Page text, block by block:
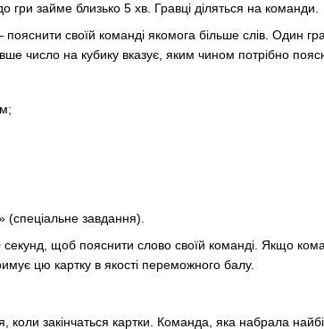
гри займе близько 5 хв. Гравці діляться на команди.
своїй команді якомога більше слів. Один
число на кубику вказує, яким чином потрібно
(спеціальне завдання).
щоб пояснити слово своїй команді. Якщо
цю картку в якості переможного балу.
коли закінчаться картки. Команда, яка набрала